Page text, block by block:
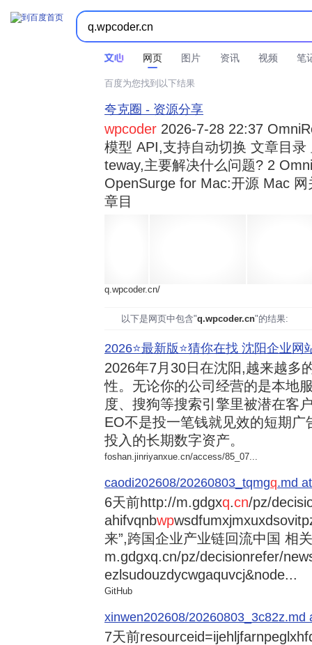
网页 图片 资讯 视频 笔
时间不限  所有网页和文件  站点内检索 
百度为您找到以下结果
夸克圈 - 资源分享
wpcoder 2026-7-28 22:37
模型 API,支持自动切换 文章目
teway,主要解决什么问题? 2
OpenSurge for Mac:开源 Mac
章目
q.wpcoder.cn/
以下是网页中包含"q.wpcoder.cn"的结果:
2026⭐️最新版⭐️猜你在找 沈阳企业网
2026年7月30日在沈阳,越来越多
性。无论你的公司经营的是本地
度、搜狗等搜索引擎里被潜在客
EO不是投一笔钱就见效的短期
投入的长期数字资产。
foshan.jinriyanxue.cn/access/85_07...
caodi202608/20260803_tqmgq.md
6天前http://m.gdgxq.cn/pz/
ahifvqnbwp
来”,跨国企业产业链回流中国 相
m.gdgxq.cn/pz/decisionrefer/
ezlsudouzdycwgaquvcj&node...
GitHub
xinwen202608/20260803_3c82z.md
7天前